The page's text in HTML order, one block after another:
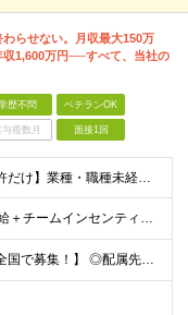
らせない。月収最大150万
収1,600万円──すべて、当社の
歴不問 ベテランOK
与複数月 面接1回
【必要なのは自動車免許だけ】業種・職種未経験歓迎／学歴不問／正社員デビューの方、フリーターの方もOK！ ＜応募条件＞ ■普通自動車免許（AT限定可） ＊1人1台、社用車を貸与します。 ＊「運転に自信
月給26万円以上＋歩合給＋チームインセンティブ＋諸手当＋残業代 ※上記は東京のみの月給です。 ┗その他エリアは、月給22万円以上となります。 ※経験・スキルを考慮の上、弊社規程により優遇いたします。
【希望を考慮し配属／全国で募集！】 ◎配属先は希望考慮！ ◎転勤なし ★関東 ■東京 板橋区/世⽥⾕区/練⾺区/⾜⽴区/⼤⽥区/江⼾川区/多摩市 ■千葉 千葉市/船橋市/柏市 ■神奈川 横浜市/厚⽊